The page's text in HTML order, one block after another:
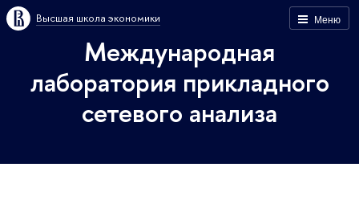
Меню
Высшая школа экономики
Международная
лаборатория прикладного
сетевого анализа